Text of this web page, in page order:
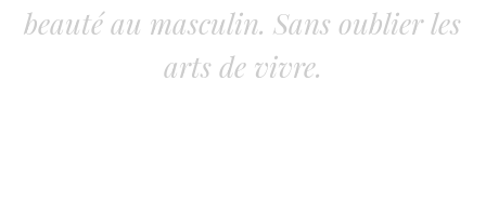
beauté au masculin. Sans oublier les
arts de vivre.